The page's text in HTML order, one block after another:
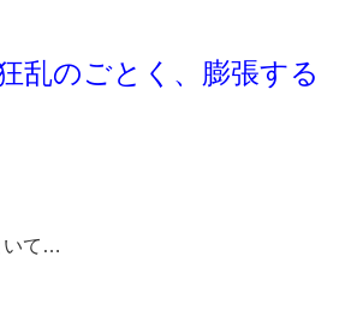
乱のごとく、膨張する
いて…